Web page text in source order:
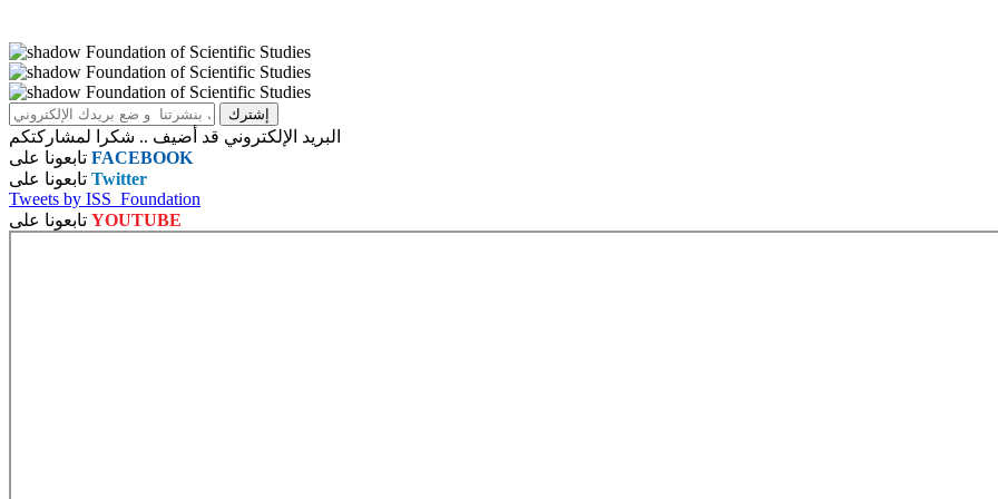
البريد الإلكتروني قد أضيف .. شكرا لمشاركتكم
FACEBOOK
Twitter
Tweets by ISS_Foundation
YOUTUBE